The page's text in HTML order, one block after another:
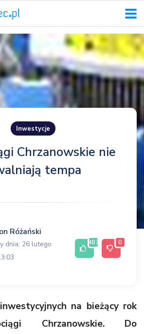
Inwestycje
Chrzanowskie nie
tempa
Różański
dnia: 26 lutego
487 0
na bieżący rok
Chrzanowskie. Do